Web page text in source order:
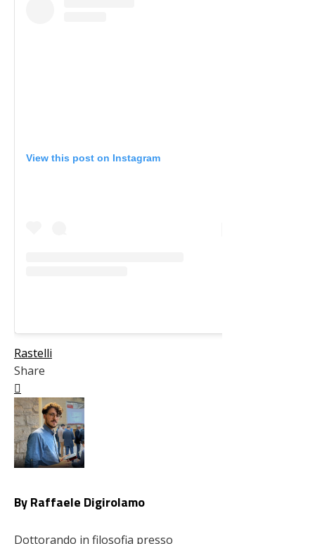
View this post on Instagram
Rastelli
Share
Facebook
Twitter
LinkedIn
Pinterest
By Raffaele Digirolamo
Dottorando in filosofia presso